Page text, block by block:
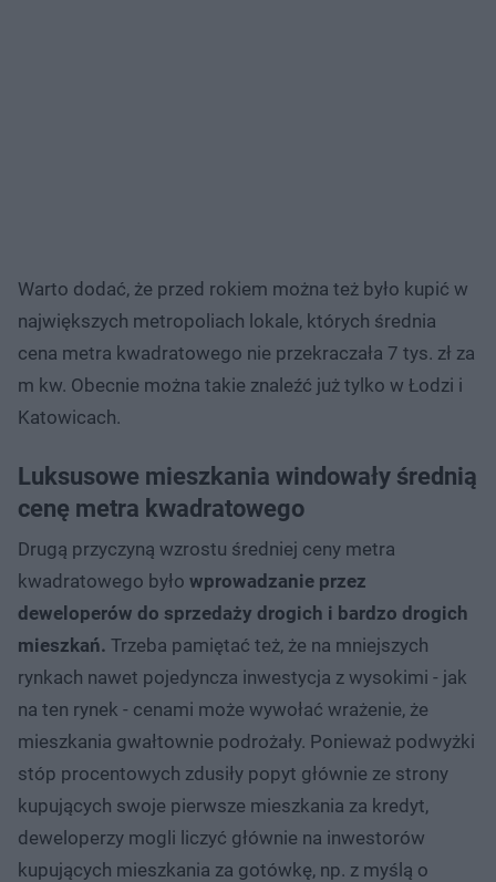
Warto dodać, że przed rokiem można też było kupić w
największych metropoliach lokale, których średnia
cena metra kwadratowego nie przekraczała 7 tys. zł za
m kw. Obecnie można takie znaleźć już tylko w Łodzi i
Katowicach.
Luksusowe mieszkania windowały średnią
cenę metra kwadratowego
Drugą przyczyną wzrostu średniej ceny metra
kwadratowego było wprowadzanie przez
deweloperów do sprzedaży drogich i bardzo drogich
mieszkań. Trzeba pamiętać też, że na mniejszych
rynkach nawet pojedyncza inwestycja z wysokimi - jak
na ten rynek - cenami może wywołać wrażenie, że
mieszkania gwałtownie podrożały. Ponieważ podwyżki
stóp procentowych zdusiły popyt głównie ze strony
kupujących swoje pierwsze mieszkania za kredyt,
deweloperzy mogli liczyć głównie na inwestorów
kupujących mieszkania za gotówkę, np. z myślą o